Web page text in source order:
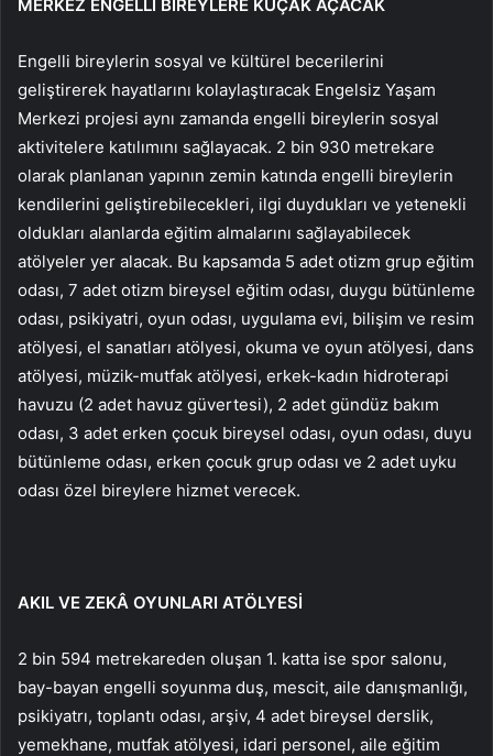
MERKEZ ENGELLİ BİREYLERE KUÇAK AÇACAK
Engelli bireylerin sosyal ve kültürel becerilerini
geliştirerek hayatlarını kolaylaştıracak Engelsiz Yaşam
Merkezi projesi aynı zamanda engelli bireylerin sosyal
aktivitelere katılımını sağlayacak. 2 bin 930 metrekare
olarak planlanan yapının zemin katında engelli bireylerin
kendilerini geliştirebilecekleri, ilgi duydukları ve yetenekli
oldukları alanlarda eğitim almalarını sağlayabilecek
atölyeler yer alacak. Bu kapsamda 5 adet otizm grup eğitim
odası, 7 adet otizm bireysel eğitim odası, duygu bütünleme
odası, psikiyatri, oyun odası, uygulama evi, bilişim ve resim
atölyesi, el sanatları atölyesi, okuma ve oyun atölyesi, dans
atölyesi, müzik-mutfak atölyesi, erkek-kadın hidroterapi
havuzu (2 adet havuz güvertesi), 2 adet gündüz bakım
odası, 3 adet erken çocuk bireysel odası, oyun odası, duyu
bütünleme odası, erken çocuk grup odası ve 2 adet uyku
odası özel bireylere hizmet verecek.
AKIL VE ZEKÂ OYUNLARI ATÖLYESİ
2 bin 594 metrekareden oluşan 1. katta ise spor salonu,
bay-bayan engelli soyunma duş, mescit, aile danışmanlığı,
psikiyatrı, toplantı odası, arşiv, 4 adet bireysel derslik,
yemekhane, mutfak atölyesi, idari personel, aile eğitim